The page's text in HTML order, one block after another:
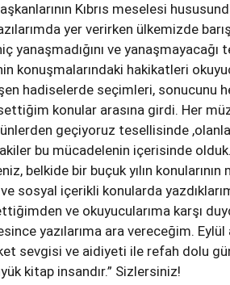
Kıbrıs meselesi
yer verirken ülkemizde
yanaşmadığını ve
konuşmalarındaki hakikatleri
hadiselerde seçimleri, sonucunu
konular arasına girdi. Her
geçiyoruz tesellisinde
bu mücadelenin içerisinde
belkide bir buçuk yılın
sosyal içerikli konularda
ve okuyucularıma karşı
yazılarıma ara vereceğim.
sevgisi ve aidiyeti ile refah dolu
kitap insandır.” Sizlersiniz!